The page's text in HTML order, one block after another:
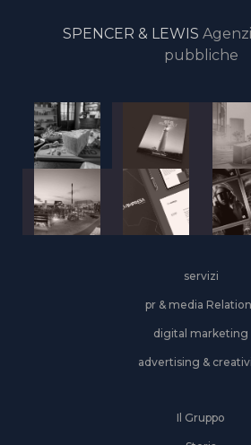
SPENCER & LEWIS
pubbliche
servizi
pr & media
digital marketing
advertising &
Il Gruppo